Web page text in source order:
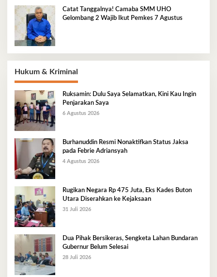
Catat Tanggalnya! Camaba SMM UHO
Gelombang 2 Wajib Ikut Pemkes 7 Agustus
Hukum & Kriminal
Ruksamin: Dulu Saya Selamatkan, Kini Kau Ingin
Penjarakan Saya
6 Agustus 2026
Burhanuddin Resmi Nonaktifkan Status Jaksa
pada Febrie Adriansyah
4 Agustus 2026
Rugikan Negara Rp 475 Juta, Eks Kades Buton
Utara Diserahkan ke Kejaksaan
31 Juli 2026
Dua Pihak Bersikeras, Sengketa Lahan Bundaran
Gubernur Belum Selesai
28 Juli 2026